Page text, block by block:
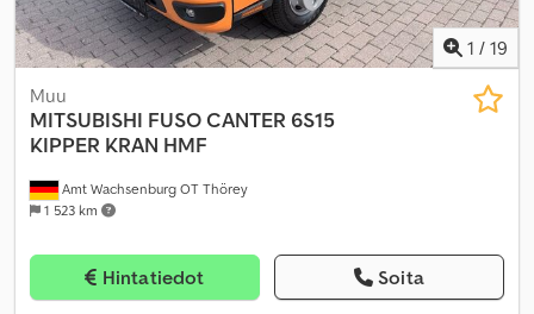
1 / 19
Amt Wachsenburg OT Thörey
1 523 km
Muu
MITSUBISHI FUSO CANTER 6S15
KIPPER KRAN HMF
Hintatiedot Soita